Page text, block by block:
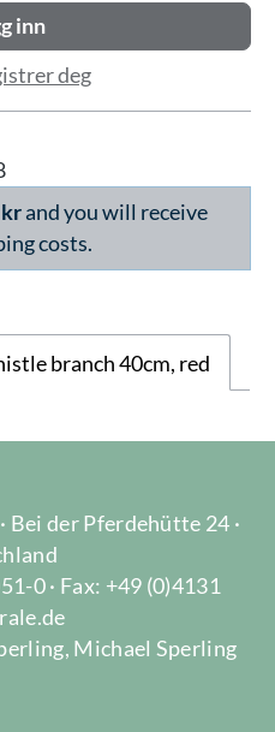
inn
deg
and you will receive
costs.
branch 40cm, red
· Bei der Pferdehütte 24 ·
0 · Fax: +49 (0)4131
Michael Sperling